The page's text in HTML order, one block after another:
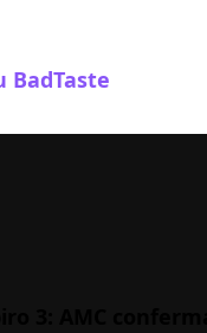
BadTaste
3: AMC